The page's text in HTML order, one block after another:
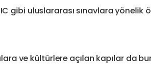
gibi uluslararası sınavlara yönelik
ve kültürlere açılan kapılar da